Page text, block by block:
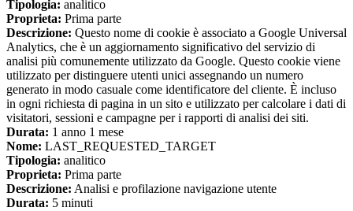
Tipologia: analitico
Proprieta: Prima parte
Descrizione: Questo nome di cookie è associato a Google Universal
Analytics, che è un aggiornamento significativo del servizio di
analisi più comunemente utilizzato da Google. Questo cookie viene
utilizzato per distinguere utenti unici assegnando un numero
generato in modo casuale come identificatore del cliente. È incluso
in ogni richiesta di pagina in un sito e utilizzato per calcolare i dati di
visitatori, sessioni e campagne per i rapporti di analisi dei siti.
Durata: 1 anno 1 mese
Nome: LAST_REQUESTED_TARGET
Tipologia: analitico
Proprieta: Prima parte
Descrizione: Analisi e profilazione navigazione utente
Durata: 5 minuti